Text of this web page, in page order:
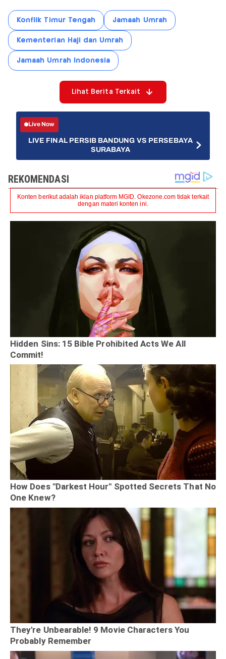
Konflik Timur Tengah Jamaah Umrah
Kementerian Haji dan Umrah
Jamaah Umrah Indonesia
Lihat Berita Terkait
Live Now
LIVE FINAL PERSIB BANDUNG VS PERSEBAYA
SURABAYA